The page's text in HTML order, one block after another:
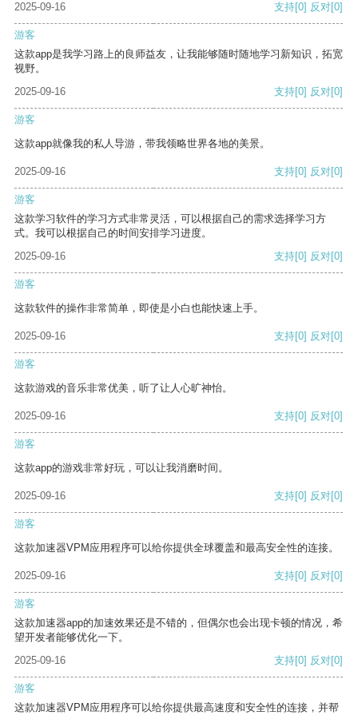
2025-09-16 支持[0] 反对[0]
游客
这款app是我学习路上的良师益友，让我能够随时随地学习新知识，拓宽
视野。
2025-09-16
支持[0] 反对[0]
游客
这款app就像我的私人导游，带我领略世界各地的美景。
2025-09-16 支持[0] 反对[0]
游客
这款学习软件的学习方式非常灵活，可以根据自己的需求选择学习方
式。我可以根据自己的时间安排学习进度。
2025-09-16
支持[0] 反对[0]
游客
这款软件的操作非常简单，即使是小白也能快速上手。
2025-09-16 支持[0] 反对[0]
游客
这款游戏的音乐非常优美，听了让人心旷神怡。
2025-09-16 支持[0] 反对[0]
游客
这款app的游戏非常好玩，可以让我消磨时间。
2025-09-16 支持[0] 反对[0]
游客
这款加速器VPM应用程序可以给你提供全球覆盖和最高安全性的连接。
2025-09-16 支持[0] 反对[0]
游客
这款加速器app的加速效果还是不错的，但偶尔也会出现卡顿的情况，希
望开发者能够优化一下。
2025-09-16
支持[0] 反对[0]
游客
这款加速器VPM应用程序可以给你提供最高速度和安全性的连接，并帮